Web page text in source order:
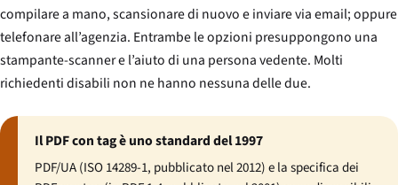
compilare a mano, scansionare di nuovo e inviare via email; oppure
telefonare all’agenzia. Entrambe le opzioni presuppongono una
stampante-scanner e l’aiuto di una persona vedente. Molti
richiedenti disabili non ne hanno nessuna delle due.
Il PDF con tag è uno standard del 1997
PDF/UA (ISO 14289-1, pubblicato nel 2012) e la specifica dei